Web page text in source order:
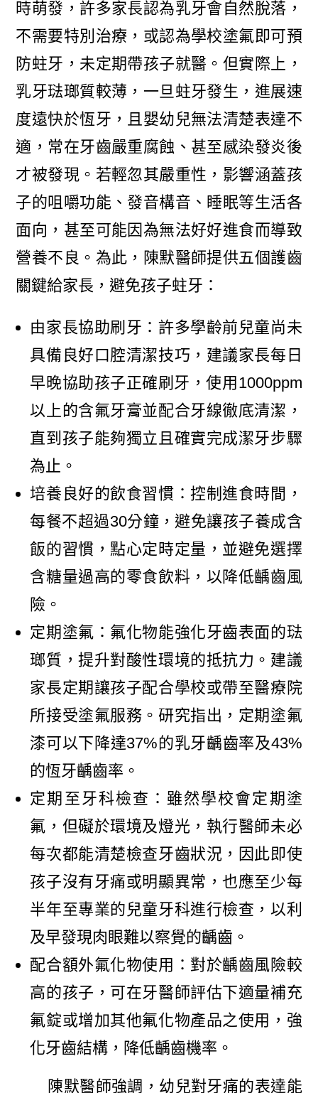
時萌發，許多家長認為乳牙會自然脫落，
不需要特別治療，或認為學校塗氟即可預
防蛀牙，未定期帶孩子就醫。但實際上，
乳牙琺瑯質較薄，一旦蛀牙發生，進展速
度遠快於恆牙，且嬰幼兒無法清楚表達不
適，常在牙齒嚴重腐蝕、甚至感染發炎後
才被發現。若輕忽其嚴重性，影響涵蓋孩
子的咀嚼功能、發音構音、睡眠等生活各
面向，甚至可能因為無法好好進食而導致
營養不良。為此，陳默醫師提供五個護齒
關鍵給家長，避免孩子蛀牙：
由家長協助刷牙：許多學齡前兒童尚未
具備良好口腔清潔技巧，建議家長每日
早晚協助孩子正確刷牙，使用1000ppm
以上的含氟牙膏並配合牙線徹底清潔，
直到孩子能夠獨立且確實完成潔牙步驟
為止。
培養良好的飲食習慣：控制進食時間，
每餐不超過30分鐘，避免讓孩子養成含
飯的習慣，點心定時定量，並避免選擇
含糖量過高的零食飲料，以降低齲齒風
險。
定期塗氟：氟化物能強化牙齒表面的琺
瑯質，提升對酸性環境的抵抗力。建議
家長定期讓孩子配合學校或帶至醫療院
所接受塗氟服務。研究指出，定期塗氟
漆可以下降達37%的乳牙齲齒率及43%
的恆牙齲齒率。
定期至牙科檢查：雖然學校會定期塗
氟，但礙於環境及燈光，執行醫師未必
每次都能清楚檢查牙齒狀況，因此即使
孩子沒有牙痛或明顯異常，也應至少每
半年至專業的兒童牙科進行檢查，以利
及早發現肉眼難以察覺的齲齒。
配合額外氟化物使用：對於齲齒風險較
高的孩子，可在牙醫師評估下適量補充
氟錠或增加其他氟化物產品之使用，強
化牙齒結構，降低齲齒機率。
陳默醫師強調，幼兒對牙痛的表達能